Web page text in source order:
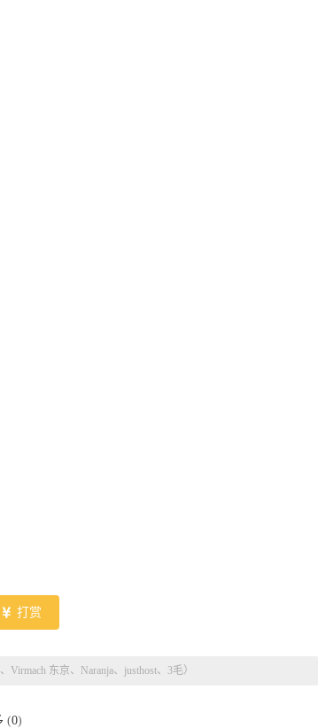
打赏
Virmach 东京、Naranja、justhost、3毛）
(0)